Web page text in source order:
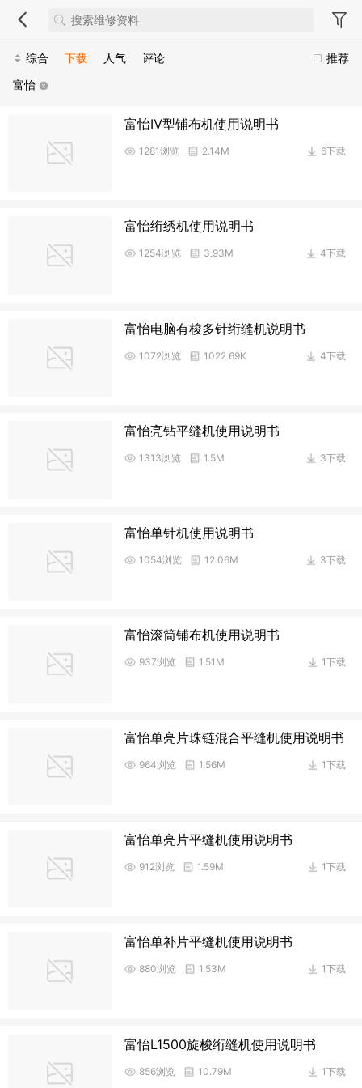
推荐
综合 下载 人气
评论
富怡
富怡Ⅳ型铺布机使用说明书
6下载
1281浏览 2.14M
富怡绗绣机使用说明书
4下载
1254浏览 3.93M
富怡电脑有梭多针绗缝机说明书
4下载
1072浏览 1022.69K
富怡亮钻平缝机使用说明书
3下载
1313浏览 1.5M
富怡单针机使用说明书
3下载
1054浏览 12.06M
富怡滚筒铺布机使用说明书
1下载
937浏览 1.51M
富怡单亮片珠链混合平缝机使用说明书
1下载
964浏览 1.56M
富怡单亮片平缝机使用说明书
1下载
912浏览 1.59M
富怡单补片平缝机使用说明书
1下载
880浏览 1.53M
富怡L1500旋梭绗缝机使用说明书
1下载
856浏览 10.79M